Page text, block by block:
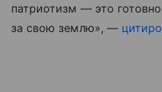
патриотизм — это
за свою землю», —